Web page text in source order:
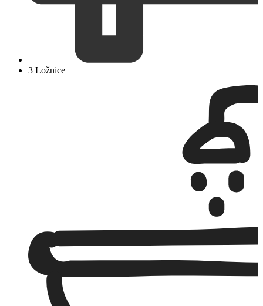
3 Ložnice